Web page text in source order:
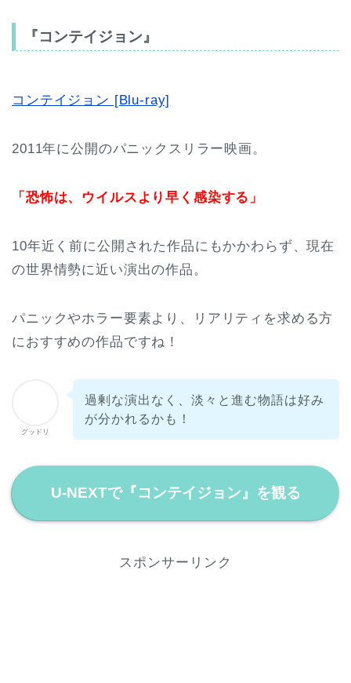
『コンテイジョン』
コンテイジョン [Blu-ray]
2011年に公開のパニックスリラー映画。
「恐怖は、ウイルスより早く感染する」
10年近く前に公開された作品にもかかわらず、現在
の世界情勢に近い演出の作品。
パニックやホラー要素より、リアリティを求める方
におすすめの作品ですね！
グッドリ
過剰な演出なく、淡々と進む物語は好み
が分かれるかも！
U-NEXTで『コンテイジョン』を観る
スポンサーリンク